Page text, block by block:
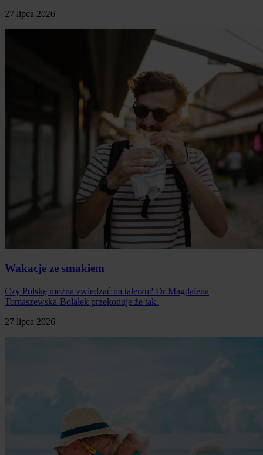
27 lipca 2026
Wakacje ze smakiem
Czy Polskę można zwiedzać na talerzu? Dr Magdalena
Tomaszewska-Bolałek przekonuje że tak.
27 lipca 2026